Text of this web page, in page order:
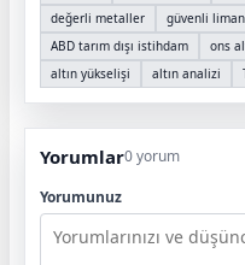
değerli metaller
güvenli liman
ABD tarım dışı istihdam
ons
altın yükselişi
altın analizi
Yorumlar0 yorum
Yorumunuz